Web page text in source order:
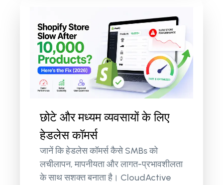
छोटे और मध्यम व्यवसायों के लिए
हेडलेस कॉमर्स
जानें कि हेडलेस कॉमर्स कैसे SMBs को
लचीलापन, मापनीयता और लागत-प्रभावशीलता
के साथ सशक्त बनाता है। CloudActive